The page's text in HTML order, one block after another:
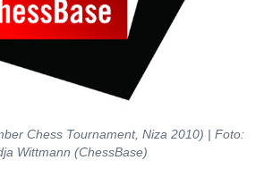
Chess Tournament, Niza 2010) | Foto:
Wittmann (ChessBase)